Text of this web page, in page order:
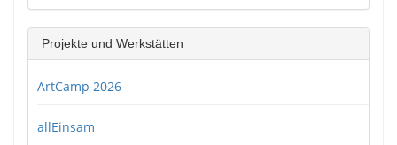
Projekte und Werkstätten
ArtCamp 2026
allEinsam